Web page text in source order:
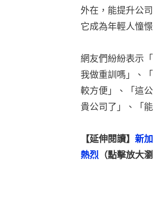
外在，能提升公
它成為年輕人憧
網友們紛紛表示
我做重訓嗎」、
較方便」、「這
貴公司了」、「
【延伸閱讀】 新
熱烈 （點擊放大